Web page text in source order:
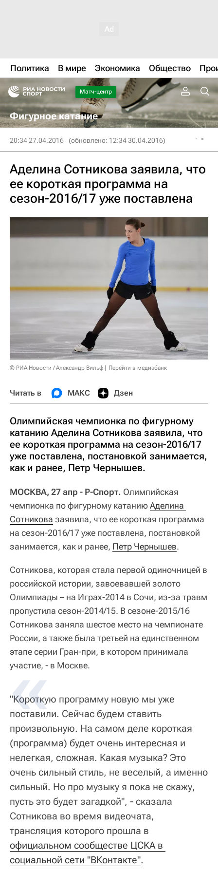
Политика В мире Экономика Общество
Матч-центр
Фигурное катание
20:34 27.04.2016 (обновлено: 12:34 30.04.2016)
Аделина Сотникова заявила, что
ее короткая программа на
сезон-2016/17 уже поставлена
© РИА Новости / Александр Вильф Перейти в медиабанк
Читать в МАКС Дзен
Олимпийская чемпионка по фигурному
катанию Аделина Сотникова заявила, что
ее короткая программа на сезон-2016/17
уже поставлена, постановкой занимается,
как и ранее, Петр Чернышев.
МОСКВА, 27 апр - Р-Спорт. Олимпийская
чемпионка по фигурному катаниюАделина
Сотникова заявила, что ее короткая программа
на сезон-2016/17 уже поставлена, постановкой
занимается, как и ранее, Петр Чернышев.
Сотникова, которая стала первой одиночницей в
российской истории, завоевавшей золото
Олимпиады – на Играх-2014 в Сочи, из-за травм
пропустила сезон-2014/15. В сезоне-2015/16
Сотникова заняла шестое место на чемпионате
России, а также была третьей на единственном
этапе серии Гран-при, в котором принимала
участие, - в Москве.
"Короткую программу новую мы уже
поставили. Сейчас будем ставить
произвольную. На самом деле короткая
(программа) будет очень интересная и
нелегкая, сложная. Какая музыка? Это
очень сильный стиль, не веселый, а именно
сильный. Но про музыку я пока не скажу,
пусть это будет загадкой", - сказала
Сотникова во время видеочата,
трансляция которого прошла в
официальном сообществе ЦСКА в
социальной сети "ВКонтакте".